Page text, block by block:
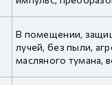
В помещении,
лучей, без пыли,
масляного тумана,